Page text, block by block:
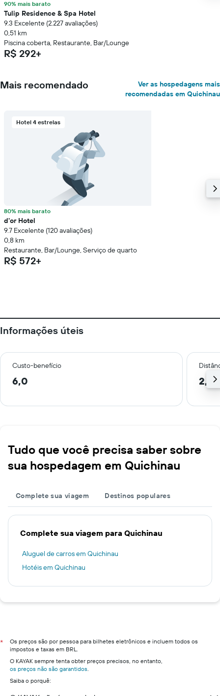
90% mais barato
Tulip Residence & Spa Hotel
9.3 Excelente (2.227 avaliações)
0,51 km
Piscina coberta, Restaurante, Bar/Lounge
R$ 292+
Mais recomendado
Ver as hospedagens mais
recomendadas em Quichinau
Hotel 4 estrelas
80% mais barato
d'or Hotel
9.7 Excelente (120 avaliações)
0,8 km
Restaurante, Bar/Lounge, Serviço de quarto
R$ 572+
Informações úteis
Custo-benefício
6,0 2,7
Tudo que você precisa saber sobre
sua hospedagem em Quichinau
Complete sua viagem Destinos populares
Complete sua viagem para Quichinau
Aluguel de carros em Quichinau
Hotéis em Quichinau
*
Os preços são por pessoa para bilhetes eletrônicos e incluem todos os
impostos e taxas em BRL.
O KAYAK sempre tenta obter preços precisos, no entanto,
os preços não são garantidos.
Saiba o porquê: